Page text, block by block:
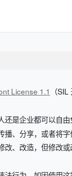
License 1.1 （
是企业都可以自由
、分享，或者将
、改造，但修改